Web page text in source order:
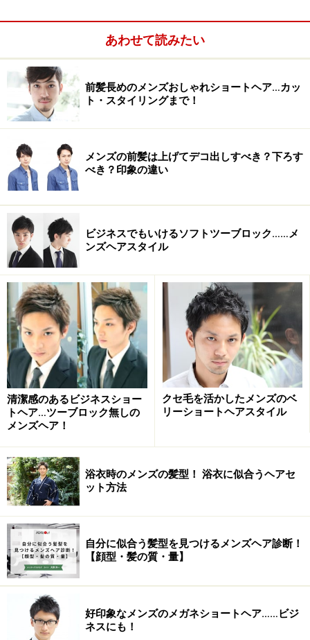
個々に何か一つは悩みがあると思います。よくある悩み
は富士額＋剃り込みのＭ字型の生え際。額を狭く見せよ
うとバングを長く伸ばしてもかえって毛先が細くなり隙
間ができて広く見える場合もあります。
一般的に言うＭ字型は剃り込み部分が額を広く見せてし
まいます。前髪全体を上げることで男らしさを全面に出
すことはできますがスタイリッシュに小顔をねらうな
ら、剃り込み部分は隠すことでバランス良く見えます。
Ｍ字生え際はシルエットがキーポイント。すっきりとし
た短めのアウトラインは清潔感を引き出し、毛先のザク
ザクとした内ハネの質感を作ることでカジュアルなイメ
ージに！ 黒髪は毛先を軽くして重く見せないことと、ト
ータルでクールな雰囲気造りが大切になってきますので
注意しましょう。
【ヘアスタイル情報】
■カット：サイドのハチから下とネープは短く切り込み
センターは長めのベリーショート
■カラー、パーマ：なし
■ポイント：フロントの生え際の補正と全体的なシルエ
ット
似合う顔型・髪質
■顔型：丸型、面長、卵型、三角形
■髪質：ややクセ~直毛
■毛量：やや少ない~多い
■硬さ：やややわらかい~硬い
あわせて読みたい
前髪長めのメンズおしゃれショートヘア…カッ
ト・スタイリングまで！
メンズの前髪は上げてデコ出しすべき？下ろす
べき？印象の違い
ビジネスでもいけるソフトツーブロック……メ
ンズヘアスタイル
清潔感のあるビジネスショー
トヘア…ツーブロック無しの
メンズヘア！
クセ毛を活かしたメンズのベ
リーショートヘアスタイル
浴衣時のメンズの髪型！ 浴衣に似合うヘアセ
ット方法
自分に似合う髪型を見つけるメンズヘア診断！
【顔型・髪の質・量】
好印象なメンズのメガネショートヘア……ビジ
ネスにも！